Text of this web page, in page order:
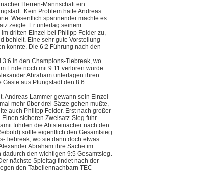
Herren-Mannschaft ein
Kein Problem hatte Andreas
Wesentlich spannender machte es
zeigte. Er unterlag seinem
dritten Einzel bei Philipp Felder zu,
behielt. Eine sehr gute Vorstellung
konnte. Die 6:2 Führung nach den
3:6 in den Champions-Tiebreak, wo
Ende noch mit 9:11 verloren wurde.
Abraham unterlagen ihren
aus Pfungstadt den 8:6
Andreas Lammer gewann sein Einzel
mehr über drei Sätze gehen mußte,
auch Philipp Felder. Erst nach großer
sicheren Zweisatz-Sieg fuhr
führten die Abtsteinacher nach den
sollte eigentlich den Gesamtsieg
Tiebreak, wo sie dann doch etwas
Abraham ihre Sache im
den wichtigen 9:5 Gesamtsieg.
nächste Spieltag findet nach der
den Tabellennachbarn TEC